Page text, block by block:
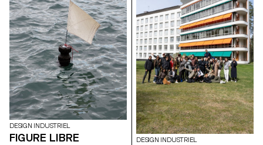
utilisation, contribuant ainsi à
les rendre plus universels et
inclusifs.
DESIGN INDUSTRIEL
FIGURE LIBRE DESIGN INDUSTRIEL